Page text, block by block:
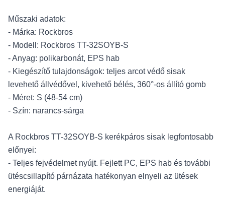
Műszaki adatok:
- Márka: Rockbros
- Modell: Rockbros TT-32SOYB-S
- Anyag: polikarbonát, EPS hab
- Kiegészítő tulajdonságok: teljes arcot védő sisak
levehető állvédővel, kivehető bélés, 360°-os állító gomb
- Méret: S (48-54 cm)
- Szín: narancs-sárga
A Rockbros TT-32SOYB-S kerékpáros sisak legfontosabb
előnyei:
- Teljes fejvédelmet nyújt. Fejlett PC, EPS hab és további
ütéscsillapító párnázata hatékonyan elnyeli az ütések
energiáját.